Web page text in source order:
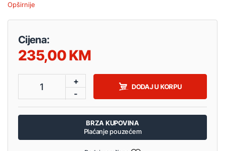
Opširnije
Cijena:
235,00
1
+
-
DODAJ U KORPU
BRZA KUPOVINA
Plaćanje pouzećem